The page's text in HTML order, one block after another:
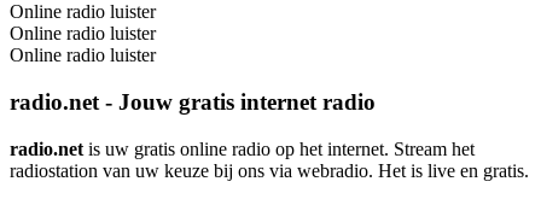
Online radio luister
Online radio luister
Online radio luister
radio.net - Jouw gratis internet radio
radio.net is uw gratis online radio op het internet. Stream het
radiostation van uw keuze bij ons via webradio. Het is live en gratis.